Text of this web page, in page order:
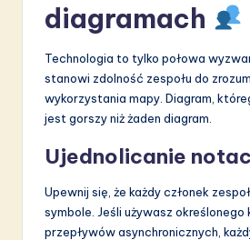
diagramach
Technologia to tylko połowa
stanowi zdolność zespołu do
wykorzystania mapy. Diagram,
jest gorszy niż żaden diagram.
Ujednolicanie
Upewnij się, że każdy członek
symbole. Jeśli używasz określonego
przepływów asynchronicznych,